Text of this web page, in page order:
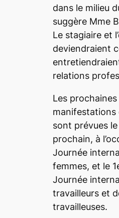
dans le milieu
suggère Mme
Le stagiaire et
deviendraient
relations
Les prochaines
manifestations
sont prévues
prochain, à
Journée
femmes, et le 1
Journée
travailleurs et
travailleuses.